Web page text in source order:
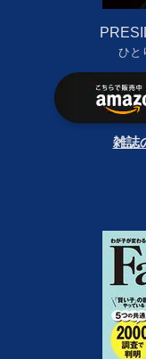
ひと
雑誌